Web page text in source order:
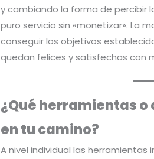
y cambiando la forma de percibir
puro servicio sin «monetizar». La
conseguir los objetivos
quedan felices y satisfechas con
¿Qué herramientas
en tu camino?
A nivel individual las herramientas